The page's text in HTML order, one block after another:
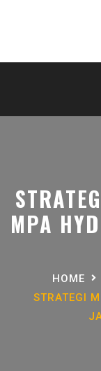
MPA
HOME
STRATEGI